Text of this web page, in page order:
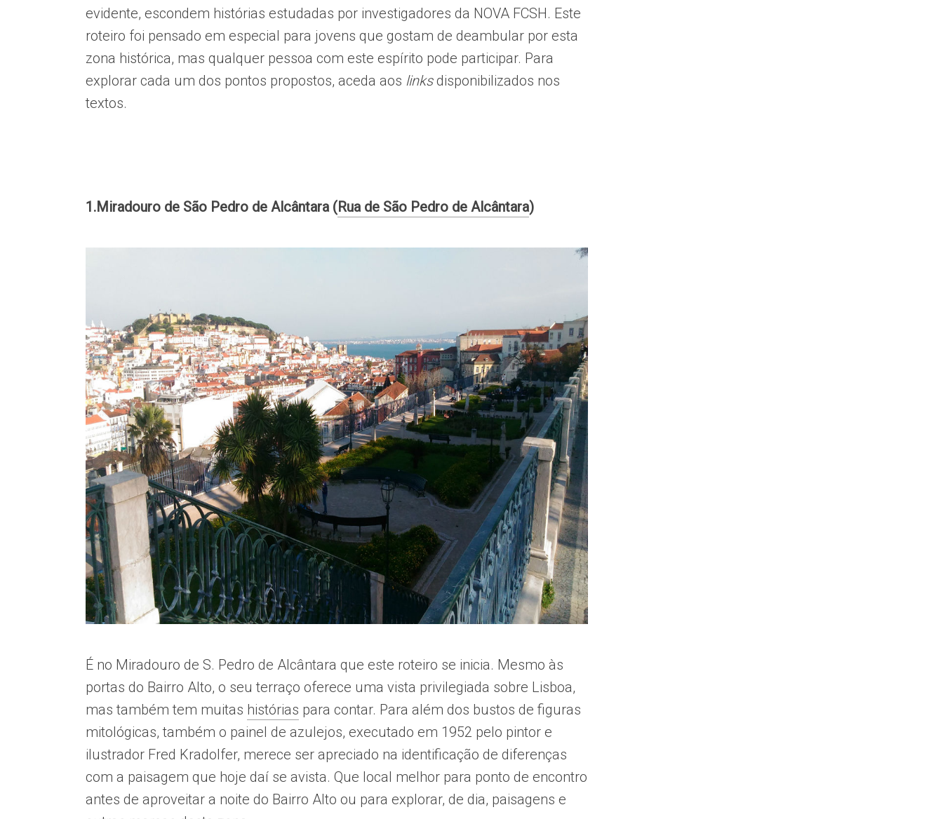
evidente, escondem histórias estudadas por investigadores da NOVA FCSH. Este
roteiro foi pensado em especial para jovens que gostam de deambular por esta
zona histórica, mas qualquer pessoa com este espírito pode participar. Para
explorar cada um dos pontos propostos, aceda aos linksdisponibilizados nos
textos.
1.Miradouro de São Pedro de Alcântara (Rua de São Pedro de Alcântara)
É no Miradouro de S. Pedro de Alcântara que este roteiro se inicia. Mesmo às
portas do Bairro Alto, o seu terraço oferece uma vista privilegiada sobre Lisboa,
mas também tem muitas histórias para contar. Para além dos bustos de figuras
mitológicas, também o painel de azulejos, executado em 1952 pelo pintor e
ilustrador Fred Kradolfer, merece ser apreciado na identificação de diferenças
com a paisagem que hoje daí se avista. Que local melhor para ponto de encontro
antes de aproveitar a noite do Bairro Alto ou para explorar, de dia, paisagens e